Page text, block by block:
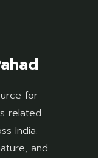
for
related
India.
and